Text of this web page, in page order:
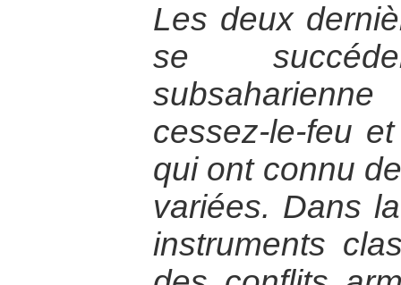
Les deux
se
cessez-le-feu
qui ont connu
variées. Dans
instruments